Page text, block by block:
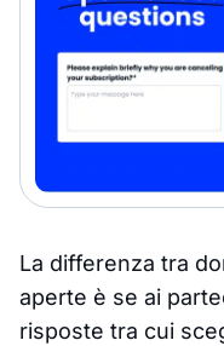
La differenza tra
aperte è se ai
risposte tra cui